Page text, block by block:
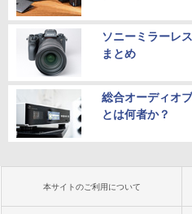
ソニーミラーレ
まとめ
総合オーディオ
とは何者か？
本サイトのご利用について